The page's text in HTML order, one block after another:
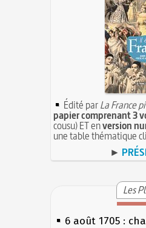
Édité parLa France
papier comprenant 3
cousu) ET enversion
une table thématique
►
Les
6 août 1705 :